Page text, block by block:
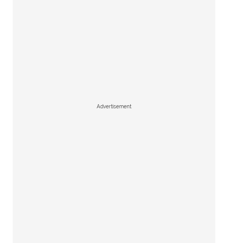
Advertisement